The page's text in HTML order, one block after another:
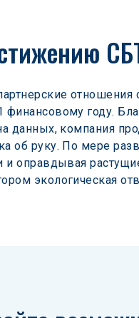
году.
данных, компания
об руку. По мере
и оправдывая
экологическая